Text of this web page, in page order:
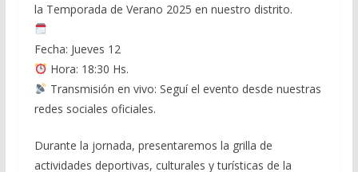
la Temporada de Verano 2025 en nuestro distrito.
Fecha: Jueves 12
Hora: 18:30 Hs.
Transmisión en vivo: Seguí el evento desde nuestras
redes sociales oficiales.
Durante la jornada, presentaremos la grilla de
actividades deportivas, culturales y turísticas de la